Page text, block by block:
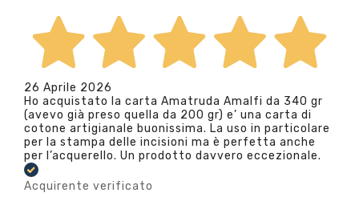
26 Aprile 2026
Ho acquistato la carta Amatruda Amalfi da 340 gr
(avevo già preso quella da 200 gr) e’ una carta di
cotone artigianale buonissima. La uso in particolare
per la stampa delle incisioni ma è perfetta anche
per l’acquerello. Un prodotto davvero eccezionale.
Acquirente verificato